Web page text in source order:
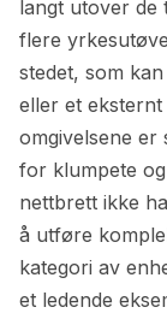
langt utover de
flere
stedet, som
eller et eksternt
omgivelsene
for klumpete
nettbrett ikke
å utføre
kategori av
et ledende